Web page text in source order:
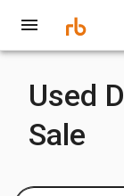
Used
Sale